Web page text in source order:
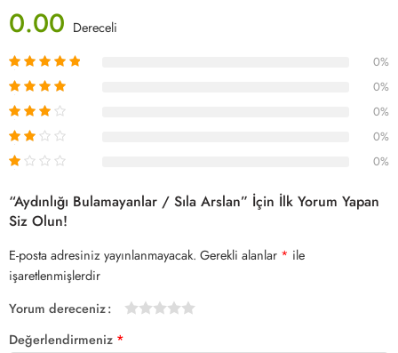
0.00 Dereceli
0%
0%
0%
0%
0%
“Aydınlığı Bulamayanlar / Sıla Arslan” İçin İlk Yorum Yapan
Siz Olun!
E-posta adresiniz yayınlanmayacak. Gerekli alanlar * ile
işaretlenmişlerdir
Yorum dereceniz
Değerlendirmeniz *